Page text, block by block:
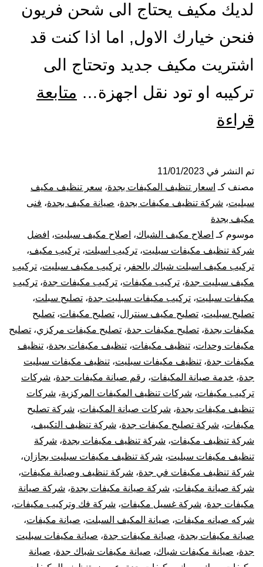
لديك مكيف يحتاج الى شحن فريون
فنحن خيارك الاول, اما اذا كنت قد
اشتريت مكيف جديد وتحتاج الى
تركيبه او تود نقل اجهزة… متابعة
قراءة
و
صيانة
مكيفات
بجدة
غسيل
تنظيف
فك
تركيب
شحن
فريون
تم النشر في 11/01/2023
مصنف كـ اسعار تنظيف المكيفات بجدة، سعر تنظيف مكيف
سبليت، شركة تنظيف مكيفات بجدة، صيانة مكيف بجدة، فنى
مكيف بجدة
موسوم كـ اصلاح مكيف الشباك، اصلاح مكيف سبليت، افضل
شركة تنظيف مكيفات سبليت، تركيب اسبلت، تركيب مكيف،
تركيب مكيف اسبلت شباك بالحفر ، تركيب مكيف سبليت، تركيب
مكيف سبليت جدة، تركيب مكيفات، تركيب مكيفات جدة، تركيب
مكيفات سبليت، تركيب مكيفات سبليت جدة، تصليح سبلت،
تصليح سبليت، تصليح مكيف سنترال، تصليح مكيفات، تصليح
مكيفات بجدة، تصليح مكيفات جدة، تصليح مكيفات مركزي، تصليح
مكيفات وحدات، تنظيف مكيفات، تنظيف مكيفات بجدة، تنظيف
مكيفات جدة، تنظيف مكيفات سبليت، تنظيف مكيفات سبليت
جدة، خدمة صيانة المكيفات، رقم صيانة مكيفات جدة، شركات
تركيب مكيفات، شركات تنظيف المكيفات المركزية، شركات
تنظيف مكيفات بجدة، شركات صيانة المكيفات، شركة تصليح
مكيفات، شركة تصليح مكيفات جدة، شركة تنظيف التكييف،
شركة تنظيف مكيفات، شركة تنظيف مكيفات بجدة، شركة
تنظيف مكيفات سبليت، شركة تنظيف مكيفات سبليت بجازان،
شركة تنظيف مكيفات في جدة، شركة تنظيف وصيانة مكيفات،
شركة صيانة مكيفات، شركة صيانة مكيفات بجدة، شركة صيانة
مكيفات جدة، شركة غسيل مكيفات، شركة فك وتركيب مكيفات،
شركه صيانه مكيفات، صيانة المكيف السبلت، صيانة مكيفات،
صيانة مكيفات بجدة، صيانة مكيفات جدة، صيانة مكيفات سبليت
جدة، صيانة مكيفات شباك، صيانة مكيفات شباك جدة، صيانة